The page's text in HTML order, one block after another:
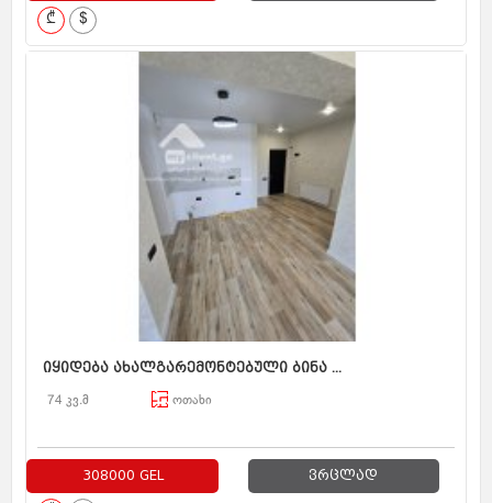
₾ $
იყიდება ახალგარემონტებული ბინა ...
74 კვ.მ ოთახი
308000 GEL ვრცლად